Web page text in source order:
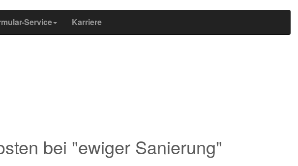
Service Karriere
bei "ewiger Sanierung"